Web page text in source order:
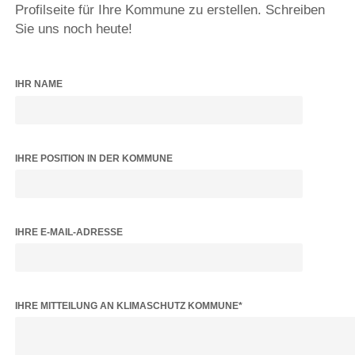
Profilseite für Ihre Kommune zu erstellen. Schreiben
Sie uns noch heute!
IHR NAME
IHRE POSITION IN DER KOMMUNE
IHRE E-MAIL-ADRESSE
BITTE LASSE DIESES FELD LEER.
IHRE MITTEILUNG AN KLIMASCHUTZ KOMMUNE*